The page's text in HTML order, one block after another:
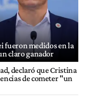
fueron medidos en la
claro ganador
declaró que Cristina
de cometer "un